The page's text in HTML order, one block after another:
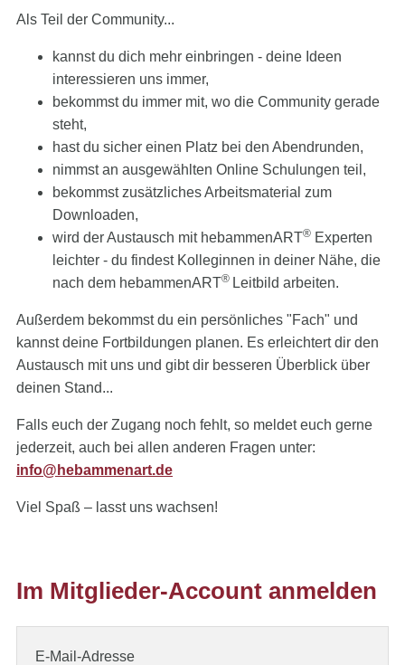
Als Teil der Community...
kannst du dich mehr einbringen - deine Ideen
interessieren uns immer,
bekommst du immer mit, wo die Community gerade
steht,
hast du sicher einen Platz bei den Abendrunden,
nimmst an ausgewählten Online Schulungen teil,
bekommst zusätzliches Arbeitsmaterial zum
Downloaden,
wird der Austausch mit hebammenART® Experten
leichter - du findest Kolleginnen in deiner Nähe, die
nach dem hebammenART® Leitbild arbeiten.
Außerdem bekommst du ein persönliches "Fach" und
kannst deine Fortbildungen planen. Es erleichtert dir den
Austausch mit uns und gibt dir besseren Überblick über
deinen Stand...
Falls euch der Zugang noch fehlt, so meldet euch gerne
jederzeit, auch bei allen anderen Fragen unter:
info@hebammenart.de
Viel Spaß – lasst uns wachsen!
Im Mitglieder-Account anmelden
E-Mail-Adresse